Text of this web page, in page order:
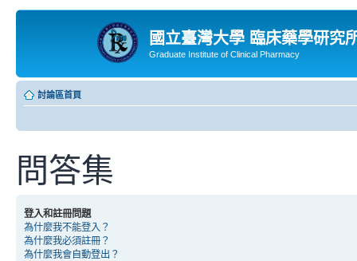
國立臺灣大學 臨床藥學研究
Graduate Institute of Clinical Pharmacy
討論區首頁
問答集
登入和註冊問題
為什麼我不能登入？
為什麼我必須註冊？
為什麼我會自動登出？